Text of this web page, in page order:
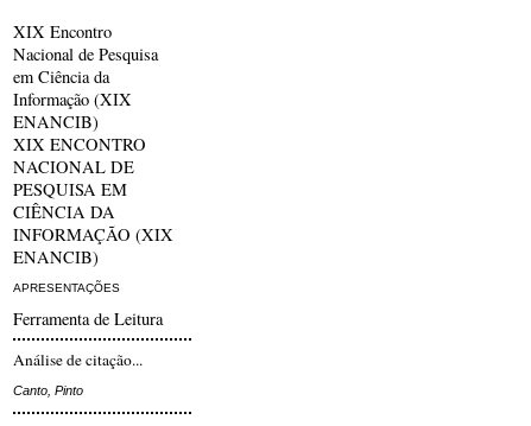
XIX Encontro
Nacional de Pesquisa
em Ciência da
Informação (XIX
ENANCIB)
XIX ENCONTRO
NACIONAL DE
PESQUISA EM
CIÊNCIA DA
INFORMAÇÃO (XIX
ENANCIB)
APRESENTAÇÕES
Ferramenta de Leitura
Análise de citação...
Canto, Pinto